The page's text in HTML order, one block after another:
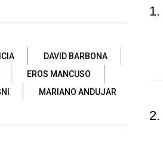
DAVID BARBONA
EROS MANCUSO
MARIANO ANDUJAR
1.
2.